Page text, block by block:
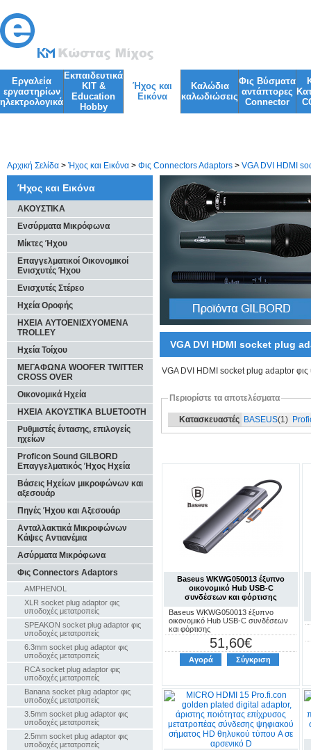
Εργαλεία
εργαστηρίων
ηλεκτρολογικά
Εκπαιδευτικά
KIT &
Education
Ηobby
Ήχος και
Εικόνα
Kαλώδια
καλωδιώσεις
Φις Βύσματα
αντάπτορες
Connector
Αρχική Σελίδα > Ήχος και Εικόνα > Φις Connectors Adaptors > VGA DVI HDMI
VGA DVI HDMI socket plug
VGA DVI HDMI socket plug adaptor φις
Περιορίστε τα αποτελέσματα
Κατασκευαστές BASEUS(1)
Baseus WKWG050013 έξυπνο
οικονομικό Hub USB-C
συνδέσεων και φόρτισης
Baseus WKWG050013 έξυπνο
οικονομικό Hub USB-C συνδέσεων
και φόρτισης
51,60€
Αγορά Σύγκριση
Ήχος και Εικόνα
ΑΚΟΥΣΤΙΚΑ
Ενσύρματα Μικρόφωνα
Μίκτες Ήχου
Επαγγελματικοί Οικονομικοί
Ενισχυτές Ήχου
Ενισχυτές Στέρεο
Ηχεία Οροφής
ΗΧΕΙΑ ΑΥΤΟΕΝΙΣΧΥΟΜΕΝΑ
TROLLEY
Ηχεία Τοίχου
ΜΕΓΑΦΩΝΑ WOOFER TWITTER
CROSS OVER
Οικονομικά Ηχεία
ΗΧΕΙΑ ΑΚΟΥΣΤΙΚΑ BLUETOOTH
Ρυθμιστές έντασης, επιλογείς
ηχείων
Proficon Sound GILBORD
Επαγγελματικός Ήχος Ηχεία
Βάσεις Ηχείων μικροφώνων και
αξεσουάρ
Πηγές Ήχου και Αξεσουάρ
Ανταλλακτικά Μικροφώνων
Κάψες Αντιανέμια
Ασύρματα Μικρόφωνα
Φις Connectors Adaptors
AMPHENOL
XLR socket plug adaptor φις
υποδοχές μετατροπείς
SPEAKON socket plug adaptor φις
υποδοχές μετατροπείς
6.3mm socket plug adaptor φις
υποδοχές μετατροπείς
RCA socket plug adaptor φις
υποδοχές μετατροπείς
Banana socket plug adaptor φις
υποδοχές μετατροπείς
3.5mm socket plug adaptor φις
υποδοχές μετατροπείς
2.5mm socket plug adaptor φις
υποδοχές μετατροπείς